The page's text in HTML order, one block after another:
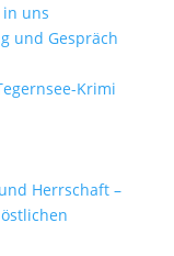
in uns
und Gespräch
Krimi
Herrschaft –